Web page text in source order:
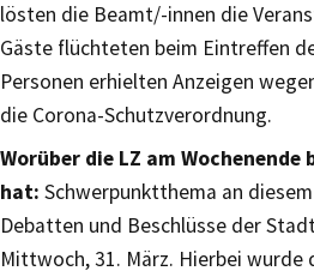
lösten die Beamt/-innen die
Gäste flüchteten beim Eintreffen
Personen erhielten Anzeigen
die Corona-Schutzverordnung.
Worüber die LZ am
hat: Schwerpunktthema an
Debatten und Beschlüsse der
Mittwoch, 31. März. Hierbei wurde